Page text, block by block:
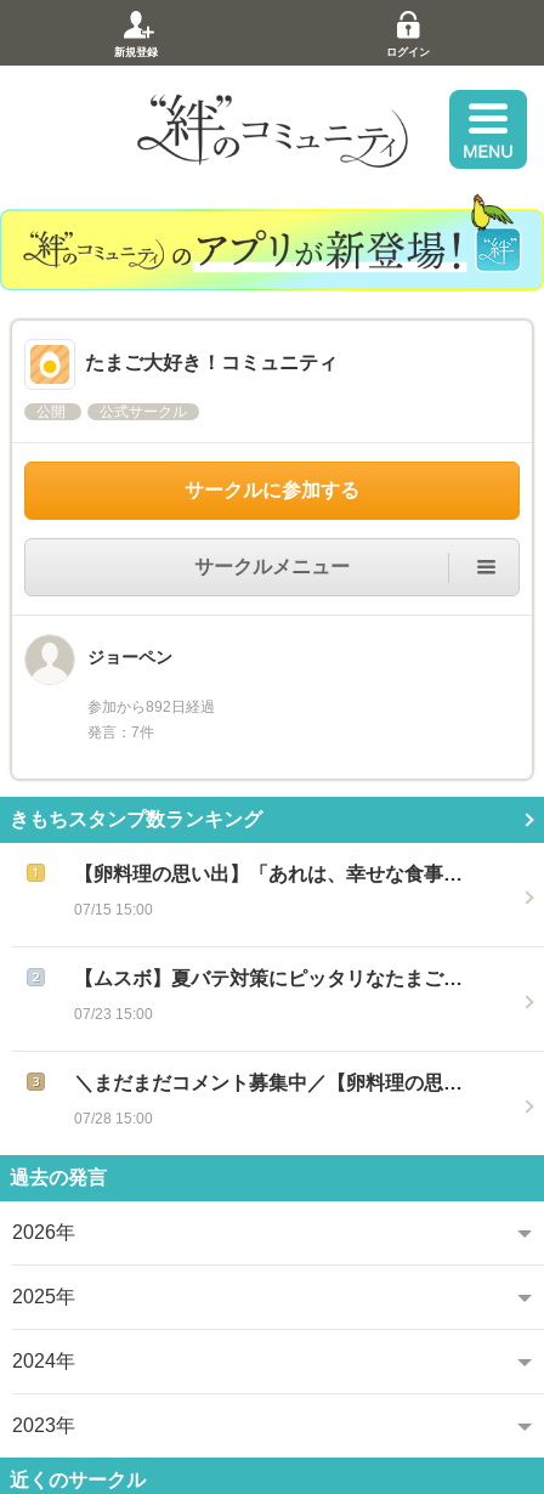
新規登録 ログイン
たまご大好き！コミュニティ
公開 公式サークル
サークルに参加する
サークルメニュー
ジョーペン
参加から892日経過
発言：7件
きもちスタンプ数ランキング
【卵料理の思い出】「あれは、幸せな食事…
07/15 15:00
【ムスボ】夏バテ対策にピッタリなたまご…
07/23 15:00
＼まだまだコメント募集中／【卵料理の思…
07/28 15:00
過去の発言
2026年
2025年
2024年
2023年
近くのサークル